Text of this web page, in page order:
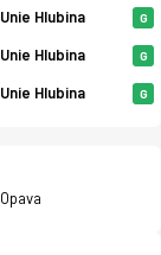
Unie Hlubina G
Unie Hlubina G
Unie Hlubina G
Opava